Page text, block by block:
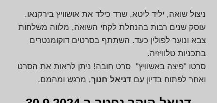
ניצול שואה, יליד ליטא, שרד כילד את אושוויץ בירקנאו.
עוסק שנים רבות בהנחלת לקחי השואה, מלווה משלחות
צבא ונוער לפולין כעד. השתתף בסרטים דוקומנטרים
בתכניות טלוויזיה.
סרטו "פיצה באשוויץ" סרט חובה! ניתן לראות את הסרט
ואחר לפתוח בדיון עםדניאל חנוך, מרגש ומהמם.